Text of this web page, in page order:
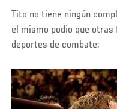
Tito no tiene ningún
el mismo podio que
deportes de combate: